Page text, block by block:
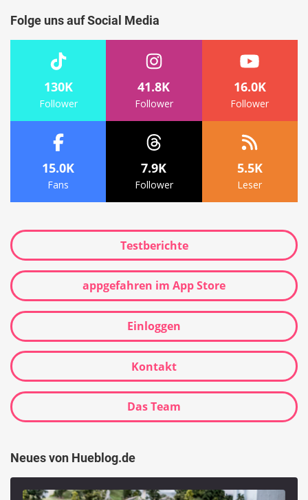
Folge uns auf Social Media
130K
Follower
41.8K
Follower
16.0K
Follower
15.0K
Fans
7.9K
Follower
5.5K
Leser
Testberichte
appgefahren im App Store
Einloggen
Kontakt
Das Team
Neues von Hueblog.de